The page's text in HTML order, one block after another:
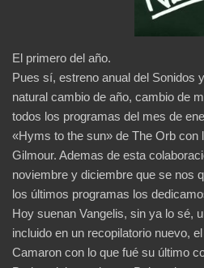
El primero del año.
Pues sí, estreno anual del Sonidos
natural cambio de año, cambio de
todos los programas del mes de
«Hyms to the sun» de The Orb con
Gilmour. Ademas de esta
noviembre y diciembre que se nos
los últimos programas los
Hoy suenan Vangelis, sin ya lo sé,
incluido en un recopilatorio nuevo,
Camaron con lo que fué su último